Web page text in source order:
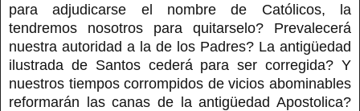
para adjudicarse el nombre de Católicos, la
tendremos nosotros para quitarselo? Prevalecerá
nuestra autoridad a la de los Padres? La antigüedad
ilustrada de Santos cederá para ser corregida? Y
nuestros tiempos corrompidos de vicios abominables
reformarán las canas de la antigüedad Apostolica?